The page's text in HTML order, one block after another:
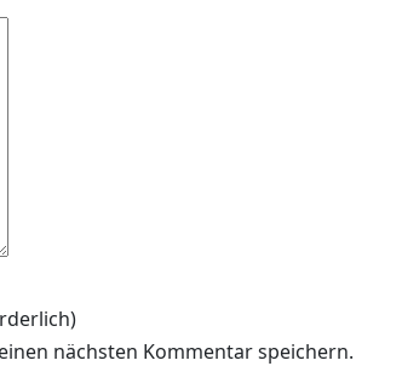
nächsten Kommentar speichern.